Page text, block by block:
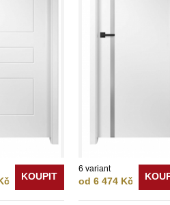
KOUPIT
6 variant
od 6 474 Kč